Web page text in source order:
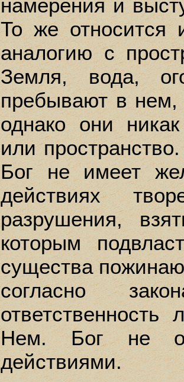
намерения и
То же относится
аналогию с
Земля, вода,
пребывают в
однако они
или
Бог не имеет
действиях
разрушения,
которым
существа
согласно
Нем. Бог не
действиями.